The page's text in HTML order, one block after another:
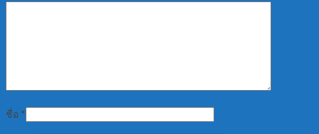
ชื่อ *